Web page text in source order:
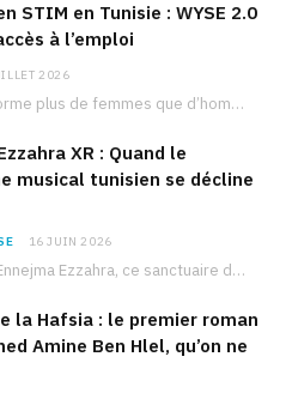
STIM en Tunisie : WYSE 2.0
à l’emploi
2026
La Tunisie forme plus de femmes que d’hommes dans les filières scientifiques. Pourtant, pour beaucoup…
XR : Quand le
musical tunisien se décline
16 JUIN 2026
Le palais d’Ennejma Ezzahra, ce sanctuaire de la musique tunisienne et méditerranéenne construit par le…
la Hafsia : le premier roman
Amine Ben Hlel, qu’on ne